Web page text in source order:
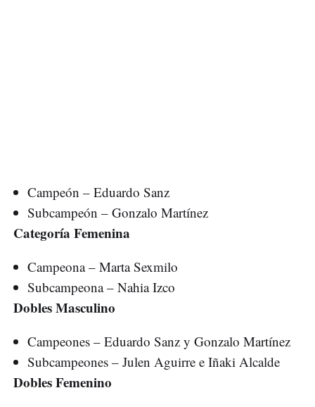
Campeón – Eduardo Sanz
Subcampeón – Gonzalo Martínez
Categoría Femenina
Campeona – Marta Sexmilo
Subcampeona – Nahia Izco
Dobles Masculino
Campeones – Eduardo Sanz y Gonzalo Martínez
Subcampeones – Julen Aguirre e Iñaki Alcalde
Dobles Femenino